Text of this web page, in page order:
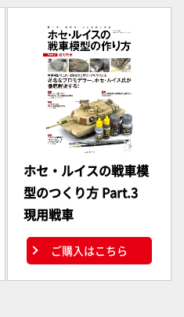
ホセ・ルイスの戦車模
型のつくり方 Part.3
現用戦車
ご購入はこちら